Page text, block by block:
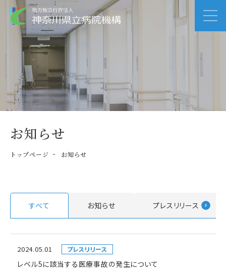
お知らせ
トップページ お知らせ
すべて お知らせ プレスリリース
2024.05.01 プレスリリース
レベル5に該当する医療事故の発生について